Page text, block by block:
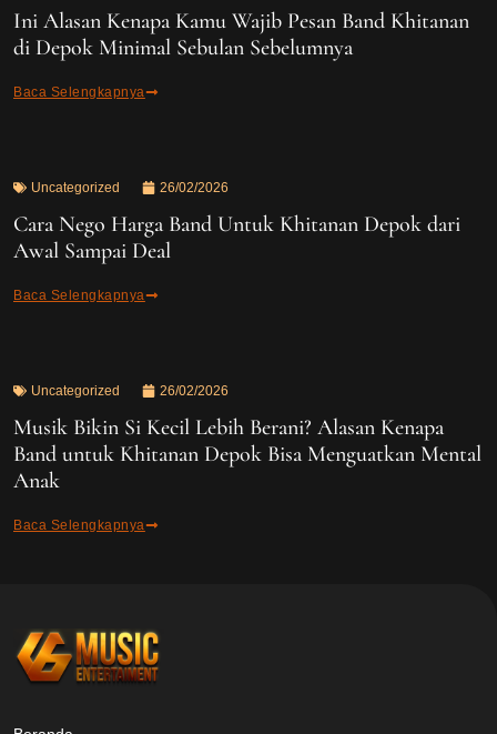
Ini Alasan Kenapa Kamu Wajib Pesan Band Khitanan
di Depok Minimal Sebulan Sebelumnya
Baca Selengkapnya
Uncategorized 26/02/2026
Cara Nego Harga Band Untuk Khitanan Depok dari
Awal Sampai Deal
Baca Selengkapnya
Uncategorized 26/02/2026
Musik Bikin Si Kecil Lebih Berani? Alasan Kenapa
Band untuk Khitanan Depok Bisa Menguatkan Mental
Anak
Baca Selengkapnya